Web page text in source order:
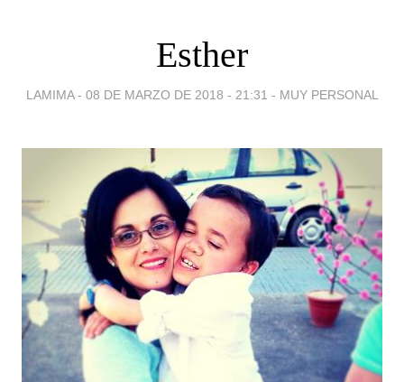
Esther
LAMIMA - 08 DE MARZO DE 2018 - 21:31 - MUY PERSONAL